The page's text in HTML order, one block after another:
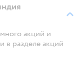
акций и
в разделе акций